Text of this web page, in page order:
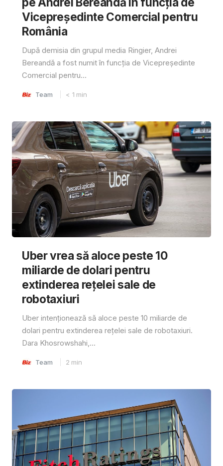
Vicepreședinte Comercial pentru
România
După demisia din grupul media Ringier, Andrei
Bereandă a fost numit în funcția de Vicepreședinte
Comercial pentru...
Team < 1 min
Uber vrea să aloce peste 10
miliarde de dolari pentru
extinderea rețelei sale de
robotaxiuri
Uber intenționează să aloce peste 10 miliarde de
dolari pentru extinderea rețelei sale de robotaxiuri.
Dara Khosrowshahi,...
Team 2 min